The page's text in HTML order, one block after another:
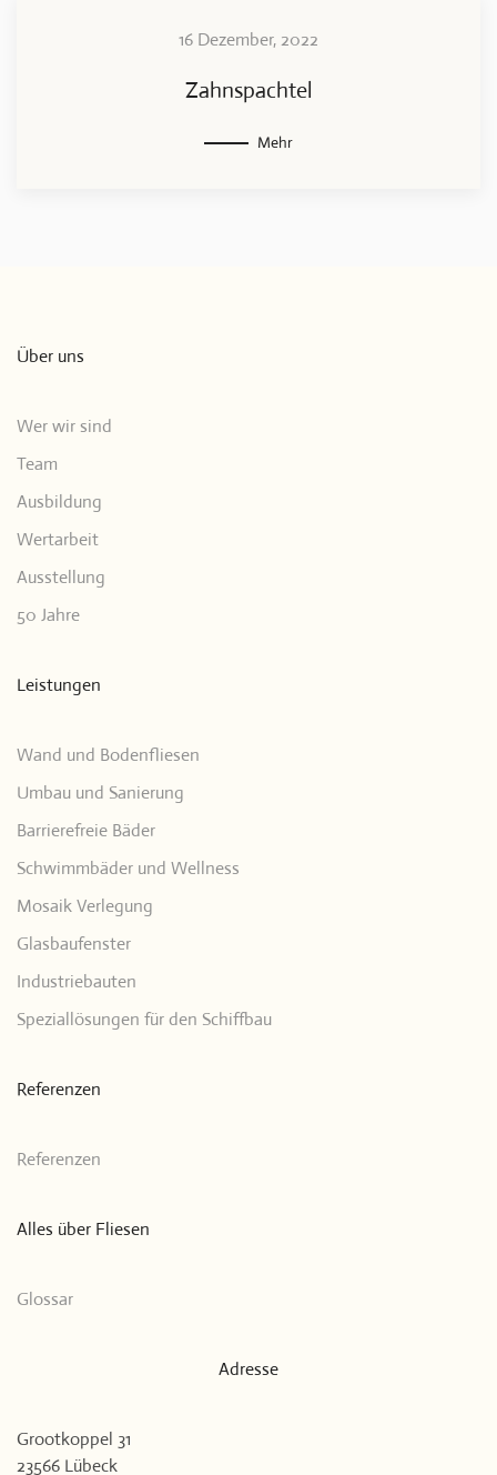
16 Dezember, 2022
Zahnspachtel
Mehr
Über uns
Wer wir sind
Team
Ausbildung
Wertarbeit
Ausstellung
50 Jahre
Leistungen
Wand und Bodenfliesen
Umbau und Sanierung
Barrierefreie Bäder
Schwimmbäder und Wellness
Mosaik Verlegung
Glasbaufenster
Industriebauten
Speziallösungen für den Schiffbau
Referenzen
Referenzen
Alles über Fliesen
Glossar
Adresse
Grootkoppel 31
23566 Lübeck